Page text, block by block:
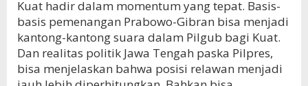
Kuat hadir dalam momentum yang tepat. Basis-
basis pemenangan Prabowo-Gibran bisa menjadi
kantong-kantong suara dalam Pilgub bagi Kuat.
Dan realitas politik Jawa Tengah paska Pilpres,
bisa menjelaskan bahwa posisi relawan menjadi